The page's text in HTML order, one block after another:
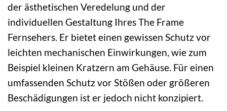
der ästhetischen Veredelung und der
individuellen Gestaltung Ihres The Frame
Fernsehers. Er bietet einen gewissen Schutz vor
leichten mechanischen Einwirkungen, wie zum
Beispiel kleinen Kratzern am Gehäuse. Für einen
umfassenden Schutz vor Stößen oder größeren
Beschädigungen ist er jedoch nicht konzipiert.